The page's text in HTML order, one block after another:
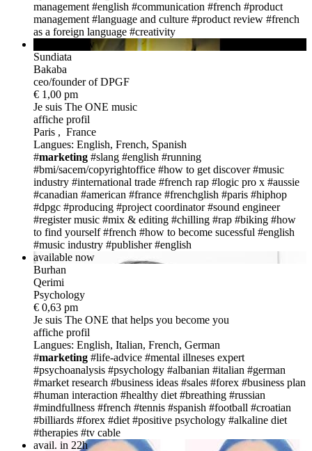
management #english #communication #french #product
management #language and culture #product review #french
as a foreign language #creativity
available now
Sundiata
Bakaba
ceo/founder of DPGF
€ 1,00 pm
Je suis The ONE music
affiche profil
Paris , France
Langues: English, French, Spanish
#marketing #slang #english #running
#bmi/sacem/copyrightoffice #how to get discover #music
industry #international trade #french rap #logic pro x #aussie
#canadian #american #france #frenchglish #paris #hiphop
#dpgc #producing #project coordinator #sound engineer
#register music #mix & editing #chilling #rap #biking #how
to find yourself #french #how to become sucessful #english
#music industry #publisher #english
available now
Burhan
Qerimi
Psychology
€ 0,63 pm
Je suis The ONE that helps you become you
affiche profil
Langues: English, Italian, French, German
#marketing #life-advice #mental illneses expert
#psychoanalysis #psychology #albanian #italian #german
#market research #business ideas #sales #forex #business plan
#human interaction #healthy diet #breathing #russian
#mindfullness #french #tennis #spanish #football #croatian
#billiards #forex #diet #positive psychology #alkaline diet
#therapies #tv cable
avail. in 22h